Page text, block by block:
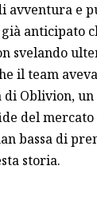
avventura e
anticipato
svelando
il team
di Oblivion,
del
bassa di
storia.